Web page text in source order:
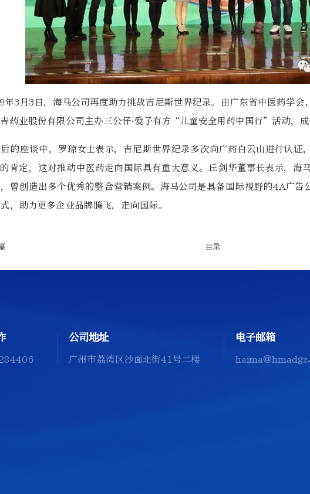
年3月3日，海马公司再度助力挑战吉尼斯世界纪录。由广东省中医药学会
药业股份有限公司主办三公仔·爱子有方“儿童安全用药中国行”活动，成
的座谈中，罗琼女士表示，吉尼斯世界纪录多次向广药白云山进行认证
肯定，这对推动中医药走向国际具有重大意义。丘剑华董事长表示，海
曾创造出多个优秀的整合营销案例。海马公司是具备国际视野的4A广告
，助力更多企业品牌腾飞，走向国际。
目录
公司地址
广州市荔湾区沙面北街41号二楼
电子邮箱